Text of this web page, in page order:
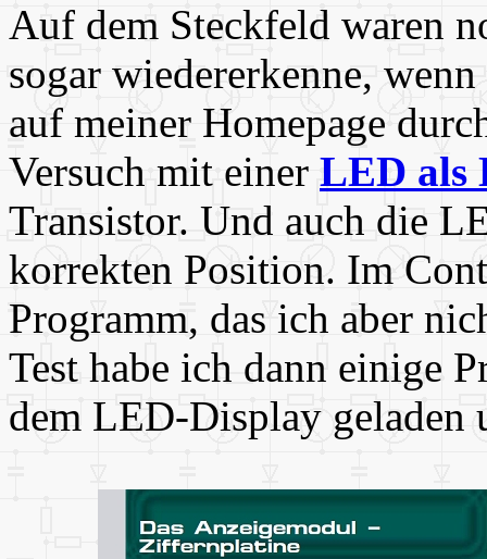
Auf dem Steckfeld waren
sogar wiedererkenne,
auf meiner Homepage
Versuch mit einer LED als
Transistor. Und auch die
korrekten Position. Im
Programm, das ich aber
Test habe ich dann einige
dem LED-Display geladen